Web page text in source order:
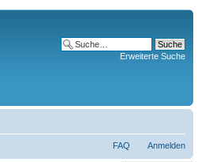
Erweiterte Suche
FAQ Anmelden